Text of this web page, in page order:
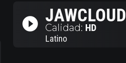
play_circle_filled JAWCLOUD
Calidad: HD
Latino